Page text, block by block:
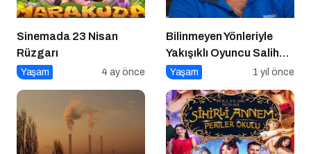
Sinemada 23 Nisan
Rüzgarı
Yaşam 4 ay önce
Bilinmeyen Yönleriyle
Yakışıklı Oyuncu Salih
GÜNEY ile Söyleşi
Yaşam 1 yıl önce